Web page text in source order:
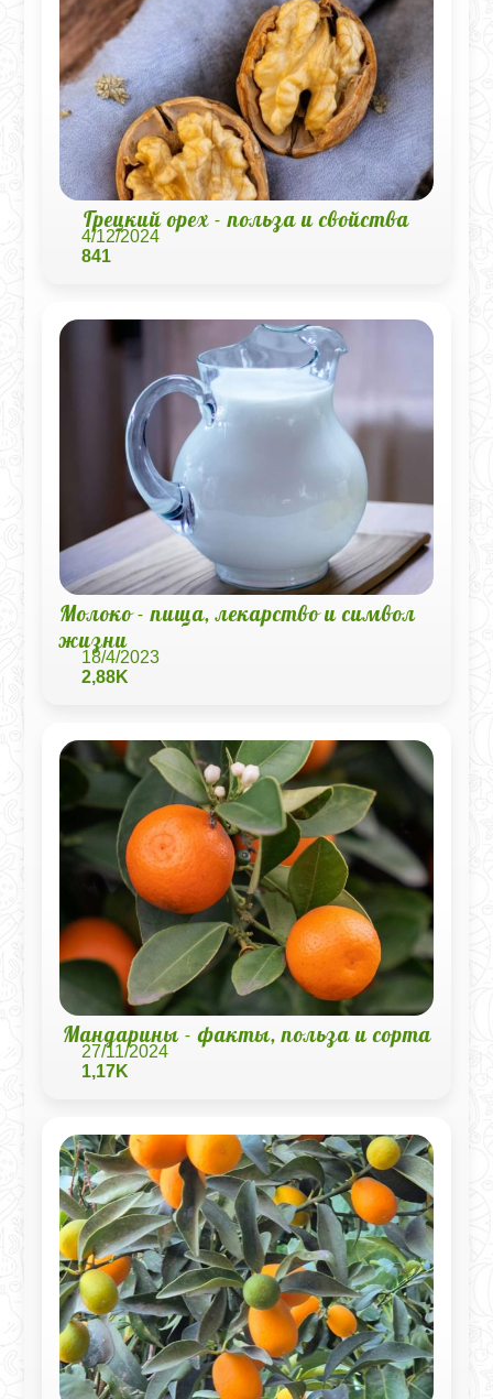
Грецкий орех - польза и свойства
4/12/2024
841
Молоко - пища, лекарство и символ
жизни
18/4/2023
2,88K
Мандарины - факты, польза и сорта
27/11/2024
1,17K